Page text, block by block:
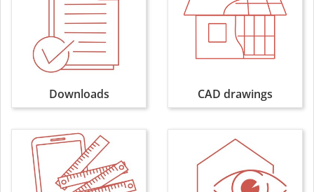
Downloads CAD drawings